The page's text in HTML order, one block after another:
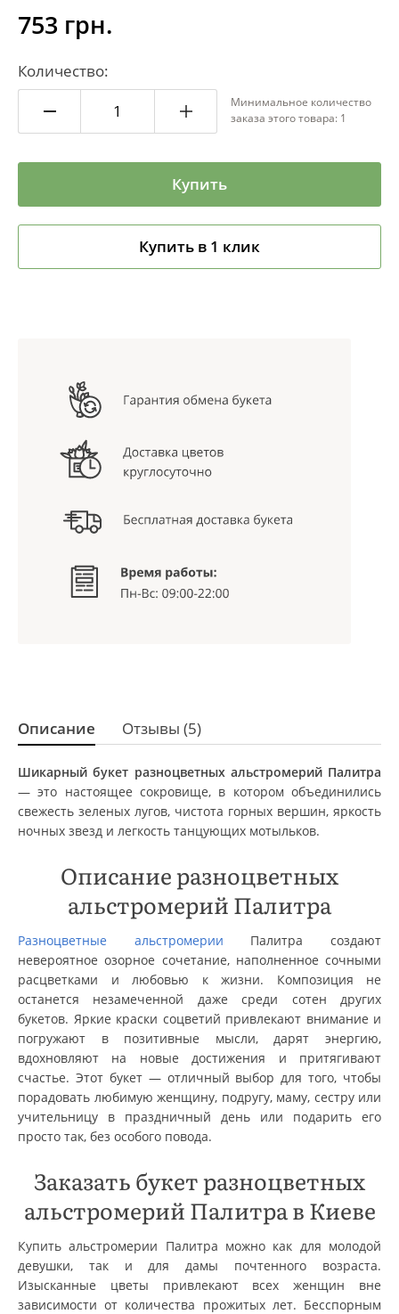
753 грн.
Количество:
Минимальное количество
заказа этого товара: 1
Купить
Купить в 1 клик
Описание Отзывы (5)
Шикарный букет разноцветных альстромерий Палитра
— это настоящее сокровище, в котором объединились
свежесть зеленых лугов, чистота горных вершин, яркость
ночных звезд и легкость танцующих мотыльков.
Описание разноцветных
альстромерий Палитра
Разноцветные альстромерии Палитра создают
невероятное озорное сочетание, наполненное сочными
расцветками и любовью к жизни. Композиция не
останется незамеченной даже среди сотен других
букетов. Яркие краски соцветий привлекают внимание и
погружают в позитивные мысли, дарят энергию,
вдохновляют на новые достижения и притягивают
счастье. Этот букет — отличный выбор для того, чтобы
порадовать любимую женщину, подругу, маму, сестру или
учительницу в праздничный день или подарить его
просто так, без особого повода.
Заказать букет разноцветных
альстромерий Палитра в Киеве
Купить альстромерии Палитра можно как для молодой
девушки, так и для дамы почтенного возраста.
Изысканные цветы привлекают всех женщин вне
зависимости от количества прожитых лет. Бесспорным